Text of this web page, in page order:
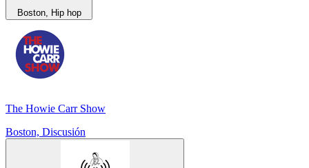
Boston, Hip hop
The Howie Carr Show
Boston, Discusión